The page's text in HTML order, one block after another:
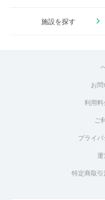
施設を探す
お
利用料
ご
プライ
運
特定商取